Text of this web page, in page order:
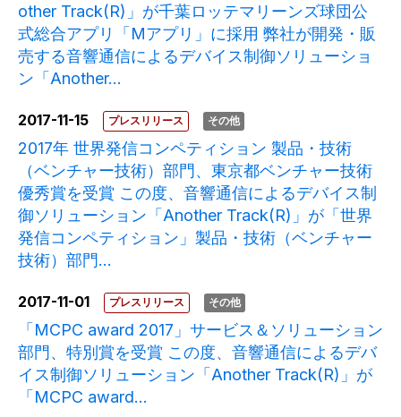
other Track(R)」が千葉ロッテマリーンズ球団公
式総合アプリ「Mアプリ」に採用 弊社が開発・販
売する音響通信によるデバイス制御ソリューショ
ン「Another...
2017-11-15 プレスリリース その他
2017年 世界発信コンペティション 製品・技術
（ベンチャー技術）部門、東京都ベンチャー技術
優秀賞を受賞 この度、音響通信によるデバイス制
御ソリューション「Another Track(R)」が「世界
発信コンペティション」製品・技術（ベンチャー
技術）部門...
2017-11-01 プレスリリース その他
「MCPC award 2017」サービス＆ソリューション
部門、特別賞を受賞 この度、音響通信によるデバ
イス制御ソリューション「Another Track(R)」が
「MCPC award...